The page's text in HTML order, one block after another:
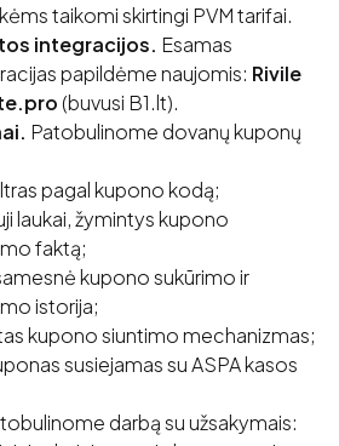
taikomi skirtingi PVM tarifai.
integracijos. Esamas
papildėme naujomis: Rivile
(buvusi B1.lt).
Patobulinome dovanųkuponų
pagal kupono kodą;
laukai, žymintys kupono
faktą;
kupono sukūrimo ir
istorija;
kupono siuntimomechanizmas;
susiejamas su ASPA kasos
darbą su užsakymais: